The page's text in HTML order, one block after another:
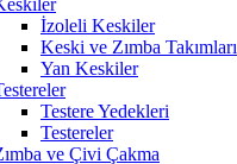
İzoleli Keskiler
Keski ve Zımba Takımları
Yan Keskiler
Testere Yedekleri
Testereler
ve Çivi Çakma